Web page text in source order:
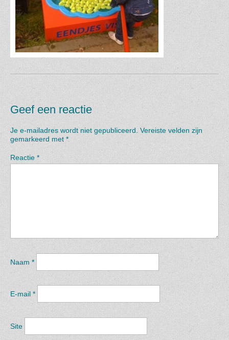
Geef een reactie
Je e-mailadres wordt niet gepubliceerd. Vereiste velden zijn
gemarkeerd met *
Reactie*
Naam*
E-mail *
Site